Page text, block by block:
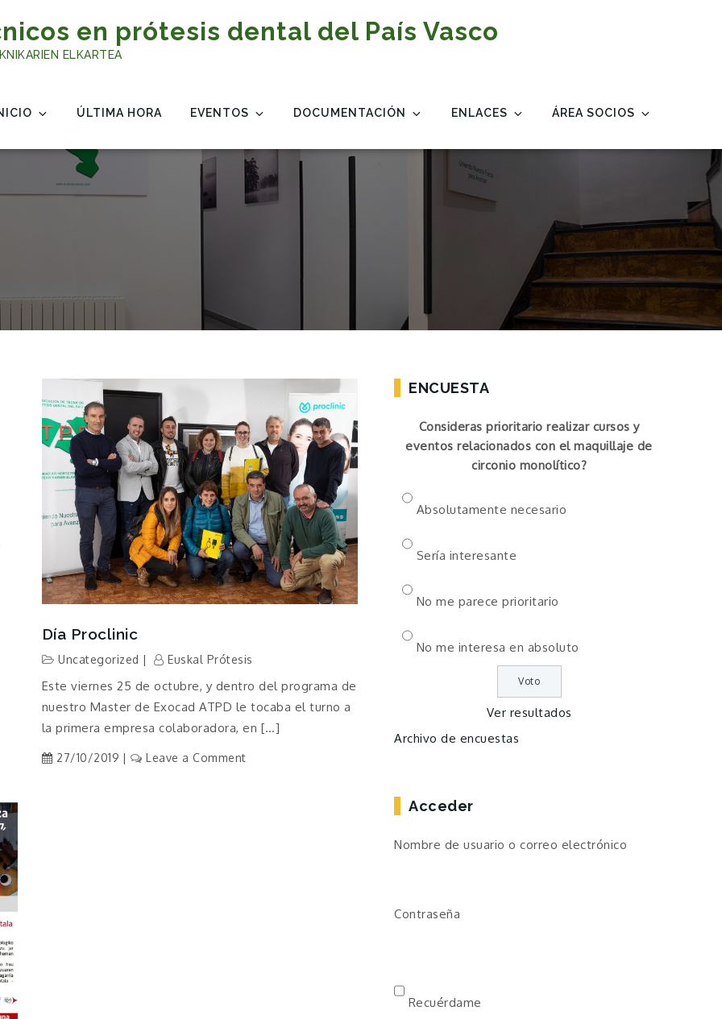
en prótesis dental del País Vasco
ELKARTEA
ÚLTIMA HORA EVENTOS DOCUMENTACIÓN ENLACES ÁREA SOCIOS
Día Proclinic
Uncategorized Euskal Prótesis
Este viernes 25 de octubre, y dentro del programa de
nuestro Master de Exocad ATPD le tocaba el turno a
la primera empresa colaboradora, en […]
27/10/2019 Leave a Commenton
ENCUESTA
Consideras prioritario realizar cursos y
eventos relacionados con el maquillaje de
circonio monolítico?
Absolutamente necesario
Sería interesante
No me parece prioritario
No me interesa en absoluto
Ver resultados
Archivo de encuestas
Acceder
Nombre de usuario o correo electrónico
Contraseña
Recuérdame